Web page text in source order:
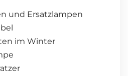
und Ersatzlampen
im Winter